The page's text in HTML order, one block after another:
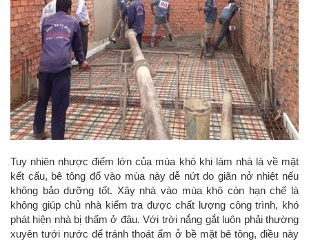
Tuy nhiên nhược điểm lớn của mùa khô khi làm nhà là về mặt
kết cấu, bê tông đổ vào mùa này dễ nứt do giãn nở nhiệt nếu
không bảo dưỡng tốt. Xây nhà vào mùa khô còn hạn chế là
không giúp chủ nhà kiểm tra được chất lượng công trình, khó
phát hiện nhà bị thấm ở đâu. Với trời nắng gắt luôn phải thường
xuyên tưới nước để tránh thoát ẩm ở bề mặt bê tông, điều này